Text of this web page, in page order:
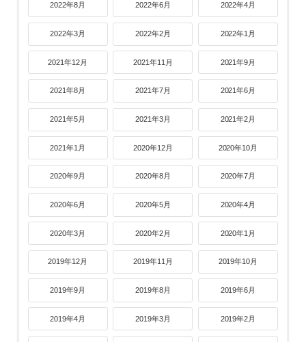
2022年8月 2022年6月 2022年4月
2022年3月 2022年2月 2022年1月
2021年12月 2021年11月 2021年9月
2021年8月 2021年7月 2021年6月
2021年5月 2021年3月 2021年2月
2021年1月 2020年12月 2020年10月
2020年9月 2020年8月 2020年7月
2020年6月 2020年5月 2020年4月
2020年3月 2020年2月 2020年1月
2019年12月 2019年11月 2019年10月
2019年9月 2019年8月 2019年6月
2019年4月 2019年3月 2019年2月